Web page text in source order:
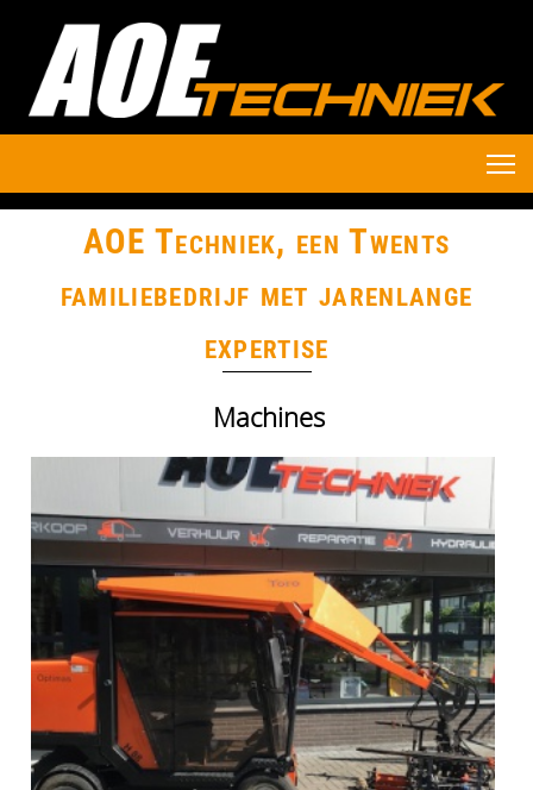
AOE Techniek, een Twents
familiebedrijf met jarenlange
expertise
Machines